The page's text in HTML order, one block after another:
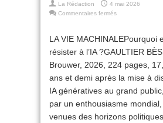
La Rédaction
4 mai 2026
Commentaires ferméssur
2026
LA VIE MACHINALEPourquoi
résister à l’IA ?GAULTIER
Brouwer, 2026, 224 pages,
ans et demi après la mise à
IA génératives au grand
par un enthousiasme
venues des horizons